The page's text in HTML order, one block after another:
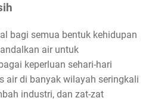
bagi semua bentuk kehidupan
air untuk
keperluan sehari-hari
air di banyak wilayah seringkali
industri, dan zat-zat